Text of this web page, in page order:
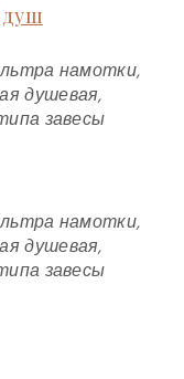
намотки,
душевая,
завесы
намотки,
душевая,
завесы